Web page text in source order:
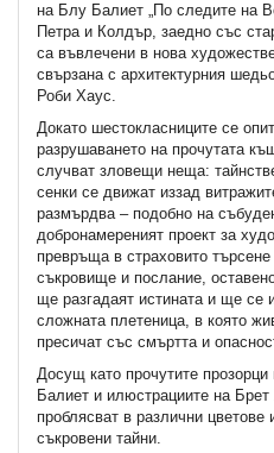
на Блу Балиет „По следите на
Петра и Колдър, заедно със
са въвлечени в нова
свързана с архитектурния
Роби Хаус.
Докато шестокласниците се
разрушаването на прочутата
случват зловещи неща:
сенки се движат иззад
размърдва – подобно на
добронамереният проект за
превръща в страховито
съкровище и послание,
ще разгадаят истината и ще се
сложната плетеница, в която
пресичат със смъртта и
Досущ като прочутите
Балиет и илюстрациите на
проблясват в различни цветове
съкровени тайни.